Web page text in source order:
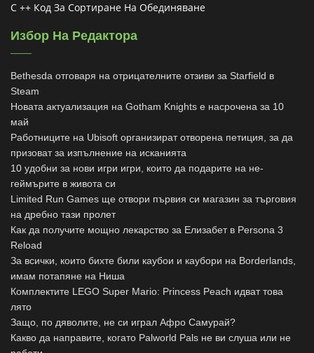
C ++ Код За Сортиране На Обединяване
Избор На Редактора
Bethesda отговаря на отрицателните отзиви за Starfield в
Steam
Новата актуализация на Gotham Knights е насрочена за 10
май
Работниците на Ubisoft организират отворена петиция, за да
призоват за изпълнение на исканията
10 удобни за нови игри игри, които да подарите на не-
геймърите в живота си
Limited Run Games ще отвори първия си магазин за търговия
на дребно тази пролет
Как да получите мощно лекарство за Елизабет в Persona 3
Reload
За всички, които бихте били каубои и каубори на Borderlands,
имам потапяне на Ниша
Комплектите LEGO Super Mario: Princess Peach идват това
лято
Защо, по дяволите, не си играл Афро Самурай?
Какво да направите, когато Palworld Pals не ви слуша или не